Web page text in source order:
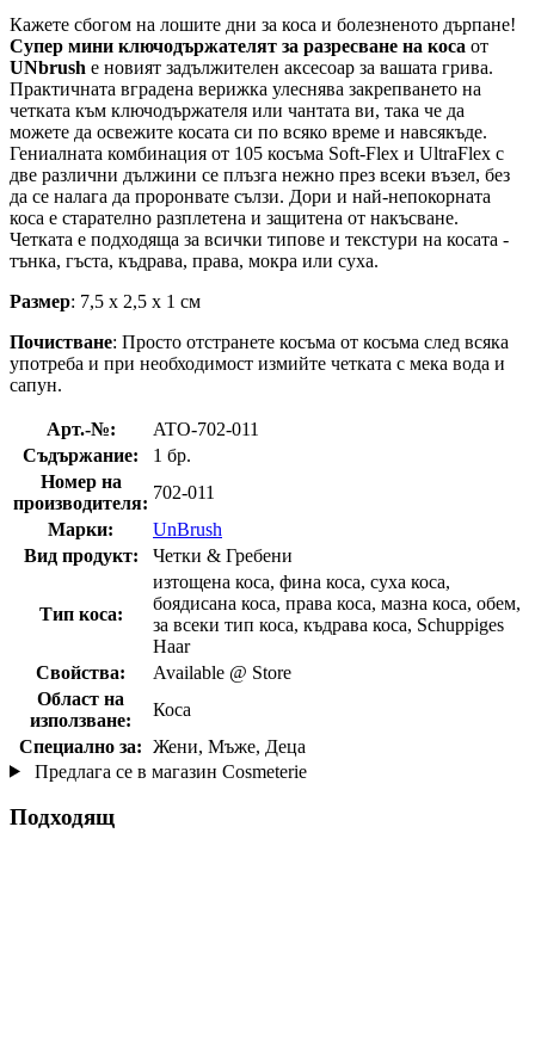
Кажете сбогом на лошите дни за коса и болезненото дърпане!
Супер мини ключодържателят за разресване на коса от
UNbrush е новият задължителен аксесоар за вашата грива.
Практичната вградена верижка улеснява закрепването на
четката към ключодържателя или чантата ви, така че да
можете да освежите косата си по всяко време и навсякъде.
Гениалната комбинация от 105 косъма Soft-Flex и UltraFlex с
две различни дължини се плъзга нежно през всеки възел, без
да се налага да проронвате сълзи. Дори и най-непокорната
коса е старателно разплетена и защитена от накъсване.
Четката е подходяща за всички типове и текстури на косата -
тънка, гъста, къдрава, права, мокра или суха.
Размер: 7,5 x 2,5 x 1 см
Почистване: Просто отстранете косъма от косъма след всяка
употреба и при необходимост измийте четката с мека вода и
сапун.
Арт.-№:
ATO-702-011
Съдържание:
1 бр.
Номер на
производителя:
702-011
Марки:
UnBrush
Вид продукт:
Четки & Гребени
Тип коса:
изтощена коса, фина коса, суха коса,
боядисана коса, права коса, мазна коса, обем,
за всеки тип коса, къдрава коса, Schuppiges
Haar
Свойства:
Available @ Store
Област на
използване:
Коса
Специално за: Жени, Мъже, Деца
Предлага се в магазин Cosmeterie
Подходящ